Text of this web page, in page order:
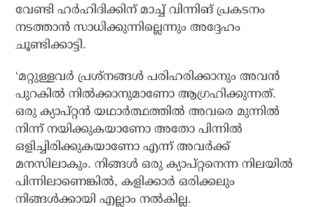
വേണ്ടി ഹര്‍ഹിദിക്കിന് മാച്ച് വിന്നിങ് പ്രകടനം
നടത്താന്‍ സാധിക്കുന്നില്ലെന്നും അദ്ദേഹം
ചൂണ്ടിക്കാട്ടി.
‘മറ്റുള്ളവര്‍ പ്രശ്‌നങ്ങള്‍ പരിഹരിക്കാനും അവന്‍
പുറകില്‍ നില്‍ക്കാനുമാണോ ആഗ്രഹിക്കുന്നത്.
ഒരു ക്യാപ്റ്റന്‍ യഥാര്‍ത്ഥത്തില്‍ അവരെ മുന്നില്‍
നിന്ന് നയിക്കുകയാണോ അതോ പിന്നില്‍
ഒളിച്ചിരിക്കുകയാണോ എന്ന് അവര്‍ക്ക്
മനസിലാകും. നിങ്ങള്‍ ഒരു ക്യാപ്റ്റനെന്ന നിലയില്‍
പിന്നിലാണെങ്കില്‍, കളിക്കാര്‍ ഒരിക്കലും
നിങ്ങള്‍ക്കായി എല്ലാം നല്‍കില്ല.